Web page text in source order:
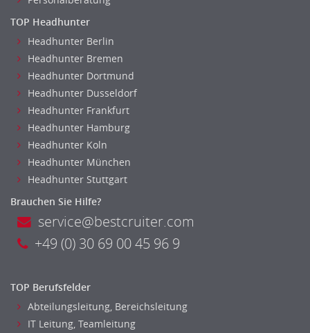
Reiseverkehr, Touristik
Sicherheitsdienste, Schutzdienste
Automatisierungstechnik
Bauwesen
Entwicklung
Fahrzeugtechnik
Fertigungstechnik
gebaeude-versorgungs-sicherheitstechnik
Kunststofftechnik
Leitung, Teamleitung
Maschinenbau
Mechatronik
Medizintechnik
Optiker, Akustiker
TOP Headhunter
Headhunter Berlin
Headhunter Bremen
Headhunter Dortmund
Headhunter Dusseldorf
Headhunter Frankfurt
Headhunter Hamburg
Headhunter Koln
Headhunter München
Headhunter Stuttgart
Brauchen Sie Hilfe?
service@bestcruiter.com
+49 (0) 30 69 00 45 96 9
TOP Berufsfelder
Abteilungsleitung, Bereichsleitung
IT Leitung, Teamleitung